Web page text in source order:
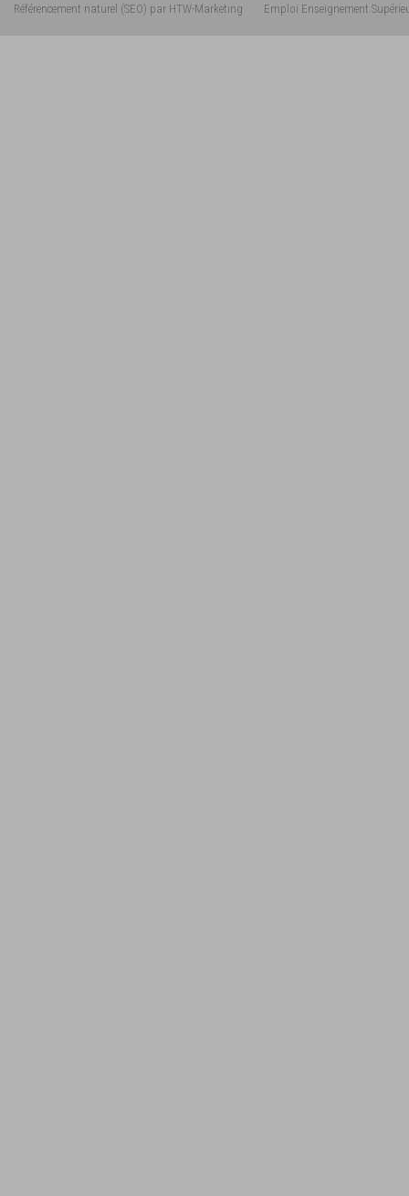
Référencement naturel (SEO) par HTW-Marketing
Emploi Enseignement